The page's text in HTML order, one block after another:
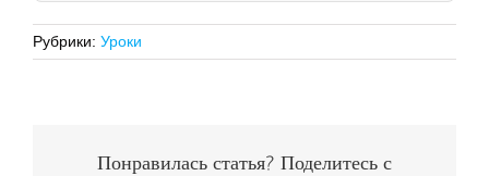
Рубрики: Уроки
Понравилась статья? Поделитесь с